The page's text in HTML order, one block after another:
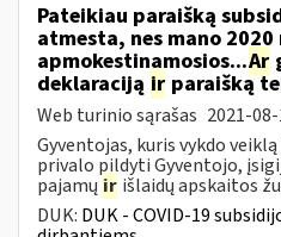
Pateikiau paraišką
atmesta, nes mano 2020
apmokestinamosios...Ar
deklaraciją ir paraišką
Web turinio sąrašas 2021-
Gyventojas, kuris vykdo
privalo pildyti Gyventojo,
pajamų ir išlaidų apskaitos
DUK: DUK - COVID-19